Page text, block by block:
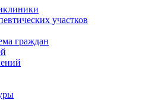
участков
граждан